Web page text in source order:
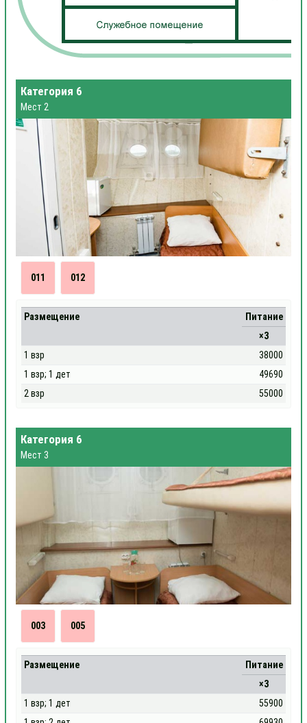
Категория 6
Мест 2
011 012
Размещение
Питание
×3
1 взр
38000
1 взр; 1 дет
49690
2 взр
55000
Категория 6
Мест 3
003 005
Размещение
Питание
×3
1 взр; 1 дет
55900